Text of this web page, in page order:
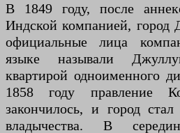
В 1849 году, после
Индской компанией, город
официальные лица
языке называли
квартирой одноименного
1858 году правление
закончилось, и город
владычества. В